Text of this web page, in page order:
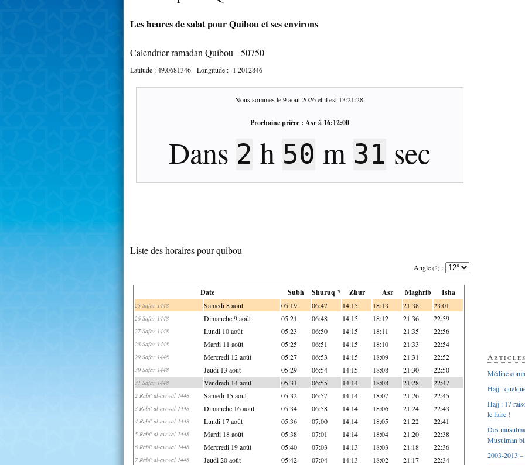
Les heures de salat pour Quibou et ses environs
Calendrier ramadan Quibou - 50750
Latitude :49.0681346- Longitude :-1.2012846
Nous sommes le9 août 2026et il est 13:21:29.
Prochaine prière : Asrà 16:12:00
Dans 2 h 50 m 30 sec
Liste des horaires pour quibou
Angle (?) :
Date Subh Shuruq * Zhur Asr Maghrib Isha
25 Safar 1448 Samedi 8 août 05:19 06:47 14:15 18:13 21:38 23:01
26 Safar 1448 Dimanche 9 août 05:21 06:48 14:15 18:12 21:36 22:59
27 Safar 1448 Lundi 10 août 05:23 06:50 14:15 18:11 21:35 22:56
28 Safar 1448 Mardi 11 août 05:25 06:51 14:15 18:10 21:33 22:54
29 Safar 1448 Mercredi 12 août 05:27 06:53 14:15 18:09 21:31 22:52
30 Safar 1448 Jeudi 13 août 05:29 06:54 14:15 18:08 21:30 22:50
31 Safar 1448 Vendredi 14 août 05:31 06:55 14:14 18:08 21:28 22:47
2 Rabi' al-awwal 1448 Samedi 15 août 05:32 06:57 14:14 18:07 21:26 22:45
3 Rabi' al-awwal 1448 Dimanche 16 août 05:34 06:58 14:14 18:06 21:24 22:43
4 Rabi' al-awwal 1448 Lundi 17 août 05:36 07:00 14:14 18:05 21:22 22:41
5 Rabi' al-awwal 1448 Mardi 18 août 05:38 07:01 14:14 18:04 21:20 22:38
6 Rabi' al-awwal 1448 Mercredi 19 août 05:40 07:03 14:13 18:03 21:18 22:36
7 Rabi' al-awwal 1448 Jeudi 20 août 05:42 07:04 14:13 18:02 21:17 22:34
Médine
Hajj :
Hajj : 17
le faire !
Des
Musulman
2003-2013 –